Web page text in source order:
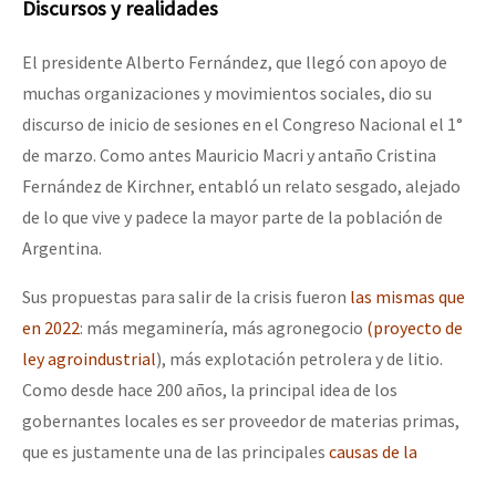
Discursos y realidades
El presidente Alberto Fernández, que llegó con apoyo de
muchas organizaciones y movimientos sociales, dio su
discurso de inicio de sesiones en el Congreso Nacional el 1°
de marzo. Como antes Mauricio Macri y antaño Cristina
Fernández de Kirchner, entabló un relato sesgado, alejado
de lo que vive y padece la mayor parte de la población de
Argentina.
Sus propuestas para salir de la crisis fueron las mismas que
en 2022: más megaminería, más agronegocio (proyecto de
ley agroindustrial), más explotación petrolera y de litio.
Como desde hace 200 años, la principal idea de los
gobernantes locales es ser proveedor de materias primas,
que es justamente una de las principales causas de la